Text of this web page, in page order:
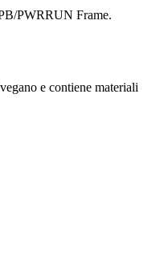
PWRRUN Frame.
e contiene materiali